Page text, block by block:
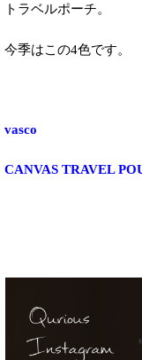
トラベルポーチ。
今季はこの4色です。
vasco
CANVAS TRAVEL